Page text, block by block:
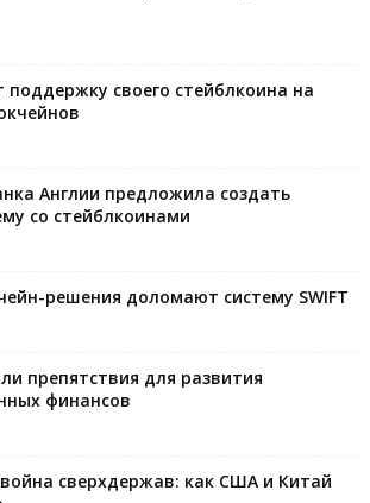
поддержку своего стейблкоина на
Англии предложила создать
со стейблкоинами
решения доломают систему SWIFT
препятствия для развития
финансов
сверхдержав: как США и Китай